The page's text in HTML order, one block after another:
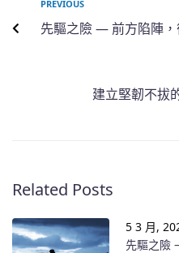
PREVIOUS
先驅之險 — 前方陷陣，
建立堅韌不拔
Related Posts
5 3 月,
先驅之險